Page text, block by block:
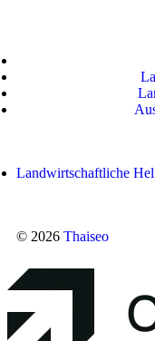
© 2026 Thaiseo
Landwirtschaftliche